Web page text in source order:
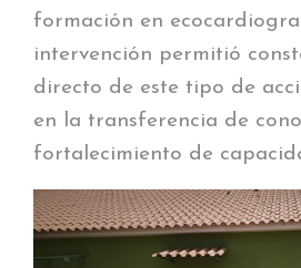
formación en
intervención permitió
directo de este tipo de
en la transferencia de
fortalecimiento de